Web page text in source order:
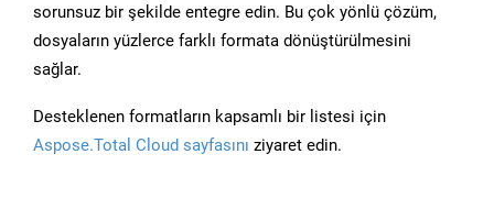
sorunsuz bir şekilde entegre edin. Bu çok yönlü çözüm,
dosyaların yüzlerce farklı formata dönüştürülmesini
sağlar.
Desteklenen formatların kapsamlı bir listesi için
Aspose.Total Cloud sayfasını ziyaret edin.